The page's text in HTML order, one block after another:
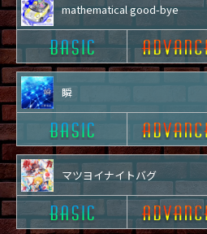
mathematical good-bye
瞬
マツヨイナイトバグ